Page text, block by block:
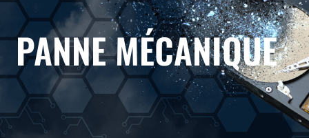
PANNE MÉCANIQUE